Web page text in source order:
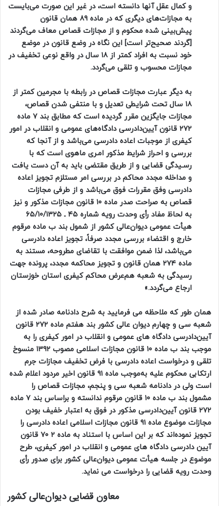
و کمال عقل آنها دانسته است، در غیر این صورت می‌بایست
به مجازات‌های دیگری که در ماده ۸۹ همان قانون
پیش‌بینی شده محکوم و از مجازات قصاص معاف می‌گردند
[گردند صحیح‌تر است] این نگاه در وضع قانون در موضع
خود نسبت به افراد کمتر از ۱۸ سال در واقع نوعی تخفیف در
مجازات محسوب و تلقی می‌گردد.
به دیگر عبارت مجازات قصاص در رابطه با مجرمین کمتر از
۱۸ سال تحت شرایطی تعدیل و با منتفی شدن قصاص،
مجازات جایگزین مقرر گردیده است که مطابق بند ۷ ماده
۲۷۲ قانون آیین‌دادرسی دادگاه‌های عمومی و انقلاب در امور
کیفری از موجبات اعاده دادرسی می‌باشد و از آنجا که
بررسی و احـراز شرایط مذکور امـری ماهوی است که با
رسـیدگی قضایی و از طریق مقتضی باید به‌ آن دست یافت
و مداخله مجدد محاکم در بررسی امر مستلزم تجویز اعاده
دادرسی وفق مقررات فوق می‌باشد و از طرفی مجازات
قصاص به صراحت صدر ماده ۱۰ قانون مجازات مذکور و نیز
به لحاظ مفاد رأی وحدت رویه شماره ۴۵ ـ ۶۵/۱۰/۱۳۲۵
هیأت عمومی دیوان‌عالی کشور از شمول بند ب ماده مرقوم
خارج و اقتضاء بررسی مجدد صرفاً، تجویز اعاده دادرسی
می‌باشد، لذا ضمن موافقت با تقاضای مطروحه، مستند به
ماده ۲۷۴ همان قانون و تجویز محاکمه مجدد، پرونده جهت
رسیدگی به شعبه هم‌عرض محاکم کیفری استان خوزستان
ارجاع می‌گردد.»
همان طور که ملاحظه می فرمایید به شرح دادنامه صادر شده از
شعبه سی و چهارم دیوان عالی کشور بند هفتم ماده ۲۷۲ قانون
آیین‌دادرسی دادگاه های عمومی و انقلاب در امور کیفری را به
موجب بند ب ماده ۱۰ قانون مجازات اسلامی مصوب ۱۳۹۲ منسوخ
تلقی و درخواست اعاده دادرسی با فرض تخفیف مجازات جرم
ارتکابی محکوم علیه به‌موجب ماده ۹۱ قانون اخیر مردود اعلام شده
است ولی در دادنامه شعبه سی و پنجم، مجازات قصاص را
مشمول بند ب ماده ۱۰ قانون مرقوم ندانسته و براساس بند ۷ ماده
۲۷۲ قانون آیین‌دادرسی مذکور در فوق به اعتبار خفیف بودن
مجازات موضوع ماده ۹۱ قانون مجازات اسلامی اعاده دادرسی را
تجویز نموده‌اند که بر این اساس با استناد به ماده ۲ ۷۰ قانون
آیین دادرسی دادگاه های عمومی و انقلاب در امور کیفری، طرح
موضوع در جلسه هیأت عمومی دیوان‌عالی کشور برای صدور رأی
وحدت رویه قضایی را درخواست می نماید.
معاون قضایی دیوان‌عالی کشور